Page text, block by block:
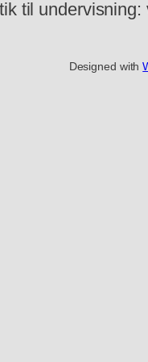
til
Designed with